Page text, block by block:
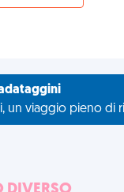
un viaggio pieno di